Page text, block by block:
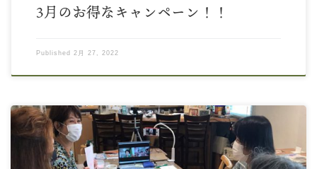
3月のお得なキャンペーン！！
Published 2月 27, 2022